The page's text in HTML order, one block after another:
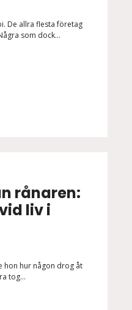
De allra flesta företag
som dock...
rånaren:
liv i
hon hur någon drog åt
tog...